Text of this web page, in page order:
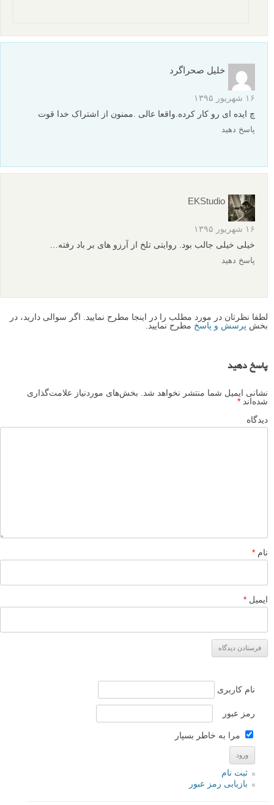
خلیل صحراگرد
۱۶ شهریور ۱۳۹۵
چ ایده ای رو کار کرده.واقعا عالی .ممنون از اشتراک خدا قوت
پاسخ دهید
EKStudio
۱۶ شهریور ۱۳۹۵
خیلی خیلی جالب بود. روایتی تلخ از آرزو های بر باد رفته…
پاسخ دهید
لطفا نظرتان در مورد مطلب را در اینجا مطرح نمایید. اگر سوالی دارید، در
بخش پرسش و پاسخ مطرح نمایید.
پاسخ دهید
نشانی ایمیل شما منتشر نخواهد شد. بخش‌های موردنیاز علامت‌گذاری
شده‌اند *
دیدگاه
نام *
ایمیل *
نام کاربری
رمز عبور
مرا به خاطر بسپار
ثبت نام
بازیابی رمز عبور